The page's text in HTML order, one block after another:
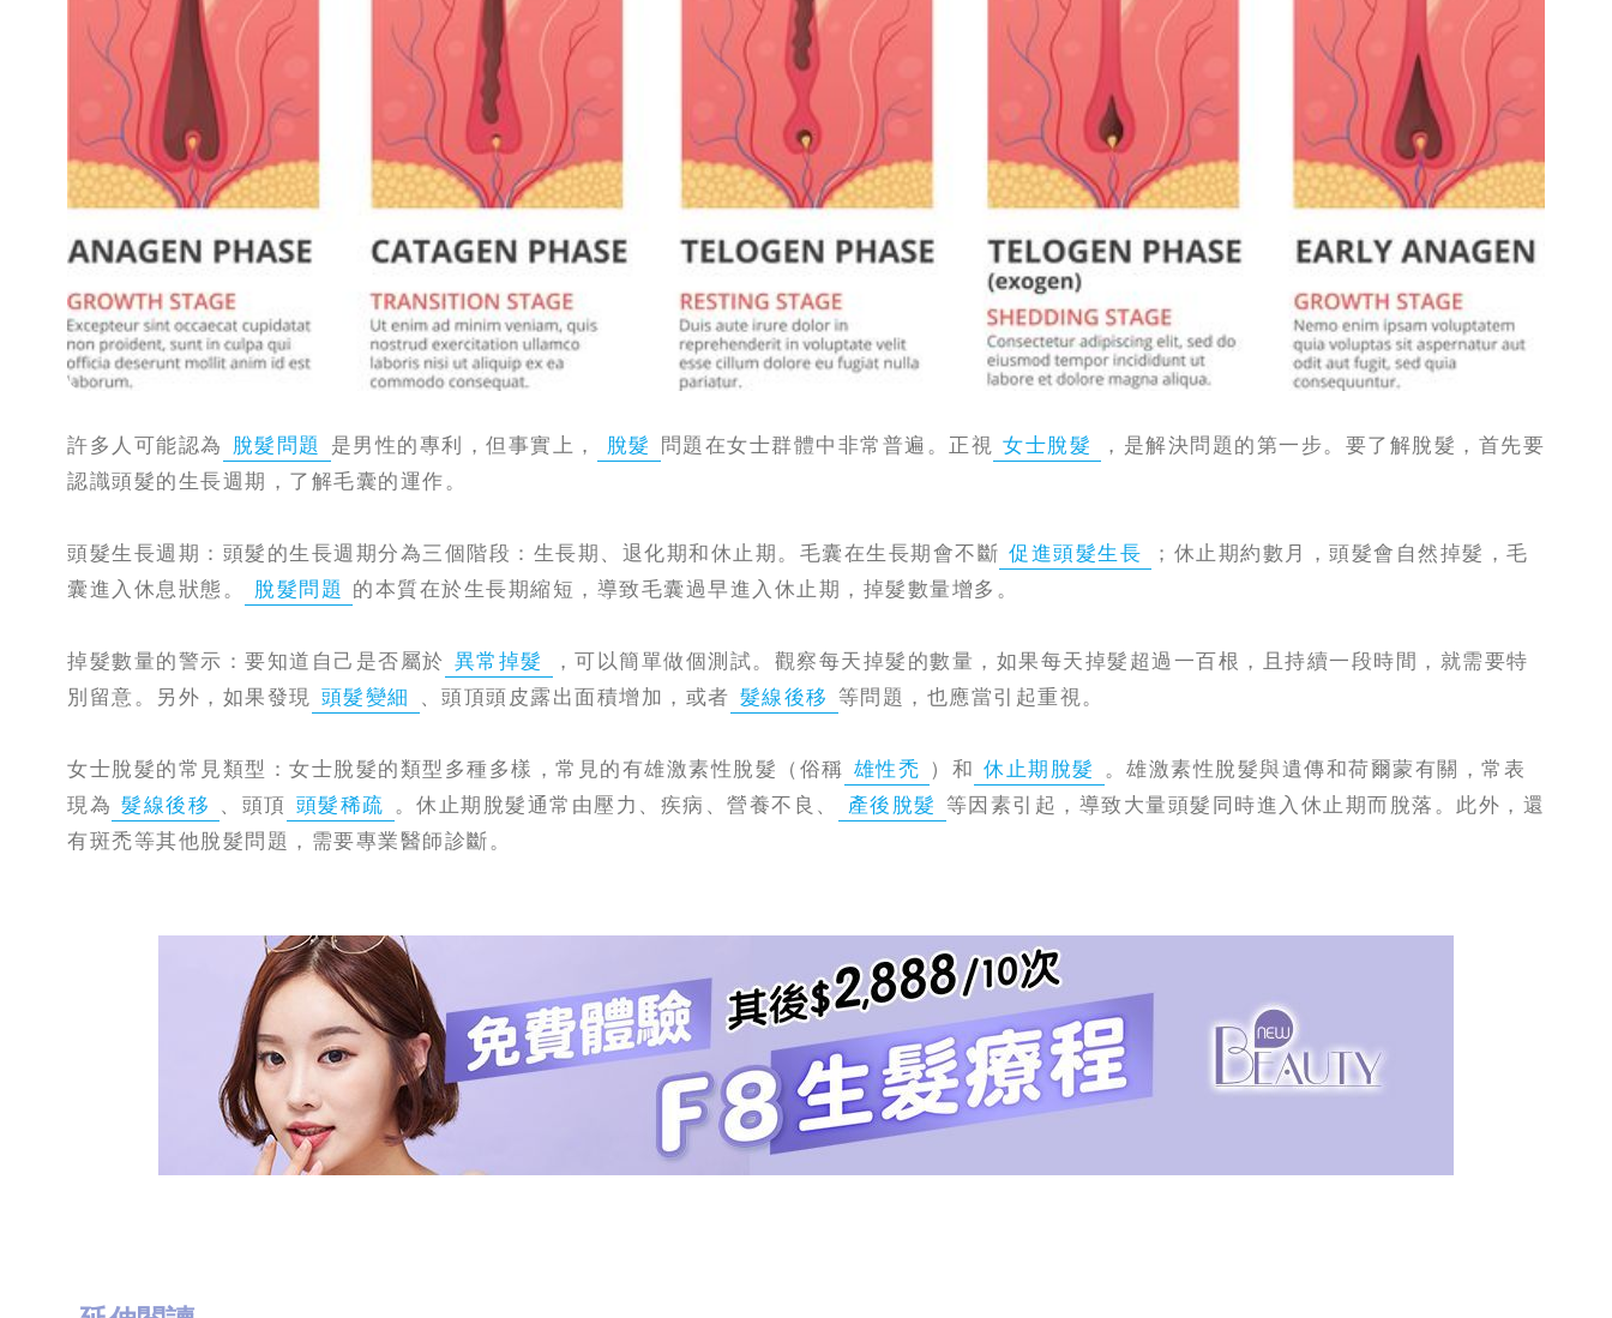
全
攻
消
除
虎
紋
許多人可能認為 脫髮問題 是男性的專利，但事實上， 脫髮 問題在女士群體中非常普遍。正視 女士脫髮
，是解決問題的第一步。要了解脫髮，首先要
認識頭髮的生長週期，了解毛囊的運作。
頭髮生長週期：頭髮的生長週期分為三個階段：生長期、退化期和休止期。毛囊在生長期會不斷 促進頭髮生長
；休止期約數月，頭髮會自然掉髮，毛
囊進入休息狀態。
脫髮問題 的本質在於生長期縮短，導致毛囊過早進入休止期，掉髮數量增多。
掉髮數量的警示：要知道自己是否屬於 異常掉髮
，可以簡單做個測試。觀察每天掉髮的數量，如果每天掉髮超過一百根，且持續一段時間，就需要特
別留意。另外，如果發現 頭髮變細 、頭頂頭皮露出面積增加，或者 髮線後移 等問題，也應當引起重視。
女士脫髮的常見類型：女士脫髮的類型多種多樣，常見的有雄激素性脫髮（俗稱 雄性禿 ）和 休止期脫髮 。雄激素性脫髮與遺傳和荷爾蒙有關，常表
現為 髮線後移 、頭頂 頭髮稀疏 。休止期脫髮通常由壓力、疾病、營養不良、 產後脫髮 等因素引起，導致大量頭髮同時進入休止期而脫落。此外，還
有斑禿等其他脫髮問題，需要專業醫師診斷。